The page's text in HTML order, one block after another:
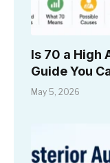
Is 70 a High
Guide You
May 5, 2026